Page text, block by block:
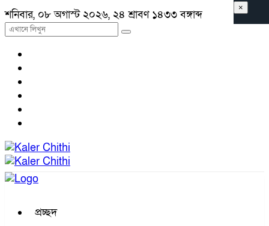
শনিবার, ০৮ অগাস্ট ২০২৬, ২৪ শ্রাবণ ১৪৩৩ বঙ্গাব্দ
প্রচ্ছদ
×